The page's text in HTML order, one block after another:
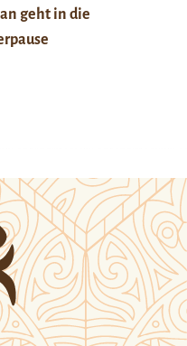
geht in die